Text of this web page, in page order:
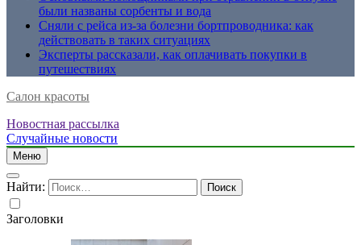
были названы сорбенты и вода
Сняли с рейса из-за болезни бортпроводника: как
действовать в таких ситуациях
Эксперты рассказали, как оплачивать покупки в
путешествиях
Салон красоты
Новостная рассылка
Случайные новости
Меню
Найти:
Заголовки